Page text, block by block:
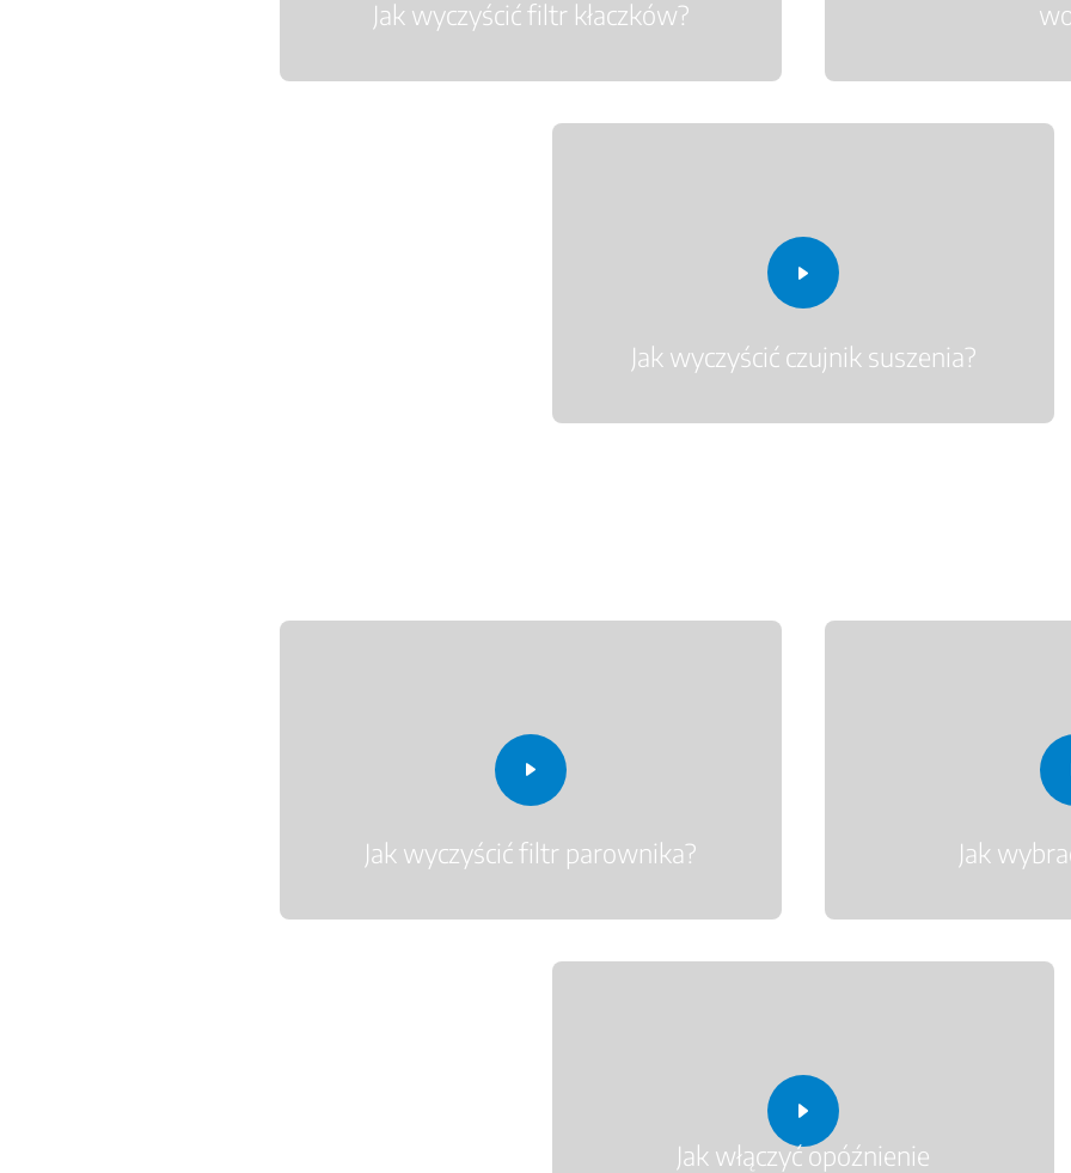
Jak wyczyścić filtr kłaczków?
Jak wyczyścić czujnik suszenia?
Jak wyczyścić filtr parownika? Jak
Jak włączyć opóźnienie